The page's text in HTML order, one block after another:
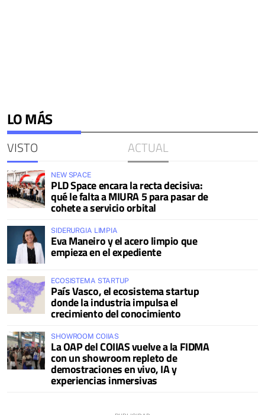
LO MÁS
VISTO ACTUAL
NEW SPACE
PLD Space encara la recta decisiva:
qué le falta a MIURA 5 para pasar de
cohete a servicio orbital
SIDERURGIA LIMPIA
Eva Maneiro y el acero limpio que
empieza en el expediente
ECOSISTEMA STARTUP
País Vasco, el ecosistema startup
donde la industria impulsa el
crecimiento del conocimiento
SHOWROOM COIIAS
La OAP del COIIAS vuelve a la FIDMA
con un showroom repleto de
demostraciones en vivo, IA y
experiencias inmersivas